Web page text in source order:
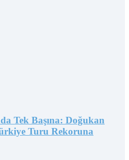
Tek Başına: Doğukan
Turu Rekoruna